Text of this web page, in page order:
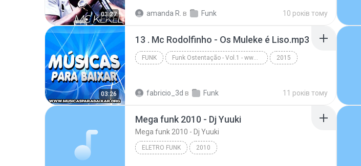
03:27 amanda R. в Funk 10 років тому
03:26
13 . Mc Rodolfinho - Os Muleke é Liso.mp3
FUNK Funk Ostentação - Vol.1 - www.musicasparabaixar.org 2015
fabricio_3d в Funk 11 років тому
Mega funk 2010 - Dj Yuuki
Mega funk 2010 - Dj Yuuki
ELETRO FUNK 2010